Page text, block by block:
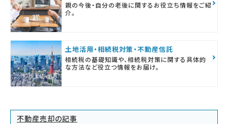
親の今後・自分の老後に関するお役立ち情報をご紹
介。
土地活用・相続税対策・不動産信託
相続税の基礎知識や、相続税対策に関する具体的
な方法など役立つ情報をお届け。
不動産売却の記事